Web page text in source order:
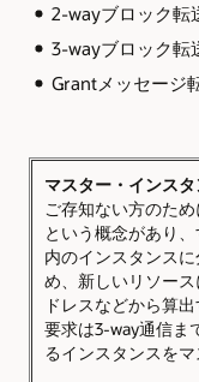
2-wayブロック転
3-wayブロック転
Grantメッセージ
マスター・インス
ご存知ない方のた
という概念があり
内のインスタンス
め、新しいリソー
ドレスなどから算
要求は3-way通信ま
るインスタンスを